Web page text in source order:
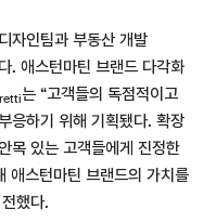
자인팀과 부동산 개발
. 애스턴마틴 브랜드 다각화
는 “고객들의 독점적이고
응하기 위해 기획됐다. 확장
목 있는 고객들에게 진정한
애스턴마틴 브랜드의 가치를
했다.